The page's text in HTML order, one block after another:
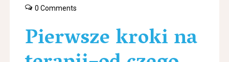
0 Comments
Pierwsze kroki na